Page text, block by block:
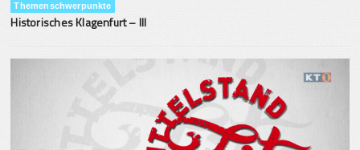
Themenschwerpunkte
Historisches Klagenfurt – III